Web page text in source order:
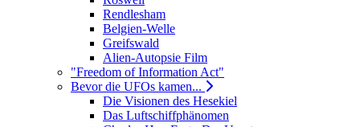
Rendlesham
Belgien-Welle
Greifswald
Alien-Autopsie Film
"Freedom of Information Act"
Bevor die UFOs kamen...
Die Visionen des Hesekiel
Das Luftschiffphänomen